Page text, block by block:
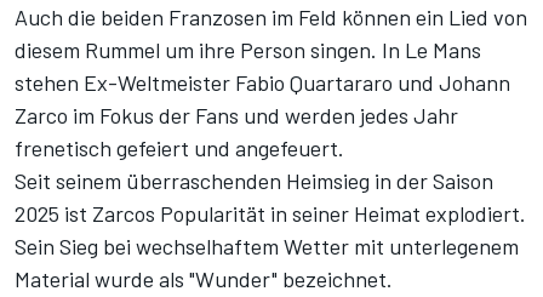
Auch die beiden Franzosen im Feld können ein Lied von
diesem Rummel um ihre Person singen. In Le Mans
stehen Ex-Weltmeister Fabio Quartararo und Johann
Zarco im Fokus der Fans und werden jedes Jahr
frenetisch gefeiert und angefeuert.
Seit seinem überraschenden Heimsieg in der Saison
2025 ist Zarcos Popularität in seiner Heimat explodiert.
Sein Sieg bei wechselhaftem Wetter mit unterlegenem
Material wurde als "Wunder" bezeichnet.